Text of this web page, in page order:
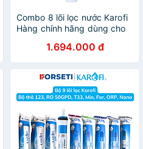
Combo 8 lõi lọc nước Karofi
Hàng chính hãng dùng cho
1.694.000 đ